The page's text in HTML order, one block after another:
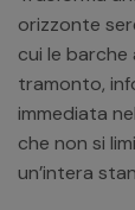
orizzonte
cui le barche
tramonto,
immediata
che non si
un’intera